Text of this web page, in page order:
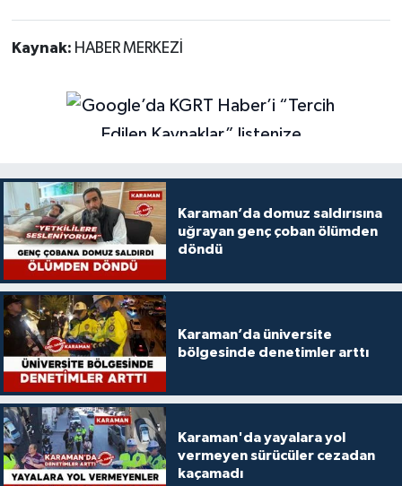
Kaynak: HABER MERKEZİ
Karaman’da domuz saldırısına
uğrayan genç çoban ölümden
döndü
Karaman’da üniversite
bölgesinde denetimler arttı
Karaman'da yayalara yol
vermeyen sürücüler cezadan
kaçamadı